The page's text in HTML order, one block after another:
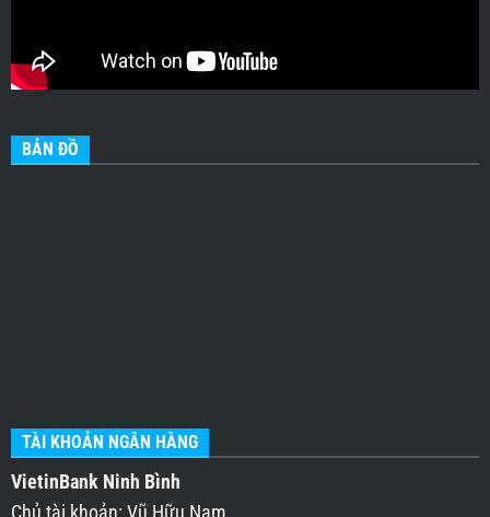
BẢN ĐỒ
TÀI KHOẢN NGÂN HÀNG
VietinBank Ninh Bình
Chủ tài khoản: Vũ Hữu Nam